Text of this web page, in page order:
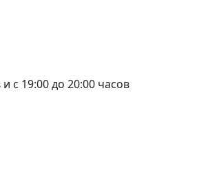
с 19:00 до 20:00 часов